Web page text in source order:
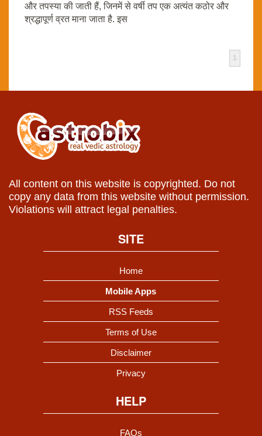
और तपस्या की जाती हैं, जिनमें से वर्षी तप एक अत्यंत कठोर और
श्रद्धापूर्ण व्रत माना जाता है. इस
1
All content on this website is copyrighted. Do not
copy any data from this website without permission.
Violations will attract legal penalties.
SITE
Home
Mobile Apps
RSS Feeds
Terms of Use
Disclaimer
Privacy
HELP
FAQs